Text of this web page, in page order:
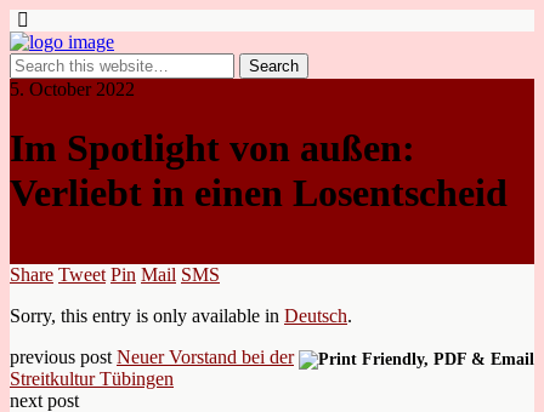
5. October 2022
Im Spotlight von außen:
Verliebt in einen Losentscheid
Share Tweet Pin Mail SMS
Sorry, this entry is only available in Deutsch.
previous post Neuer Vorstand bei der
Streitkultur Tübingen
next post